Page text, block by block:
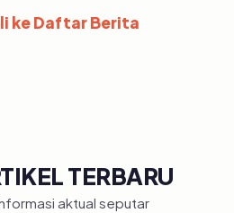
ke Daftar Berita
TERBARU
aktual seputar